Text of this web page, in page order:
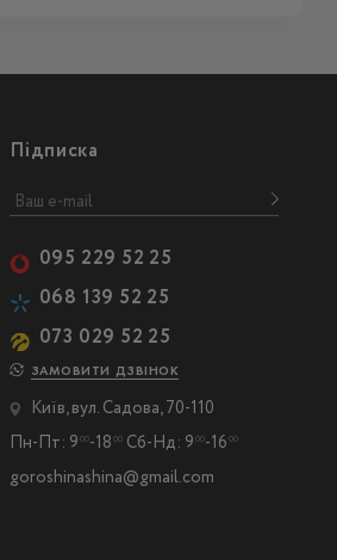
Підписка
095 229 52 25
068 139 52 25
073 029 52 25
ЗАМОВИТИ ДЗВІНОК
Київ, вул. Садова, 70-110
Пн-Пт: 9 00-18 00Сб-Нд: 9 00-16 00
goroshinashina@gmail.com